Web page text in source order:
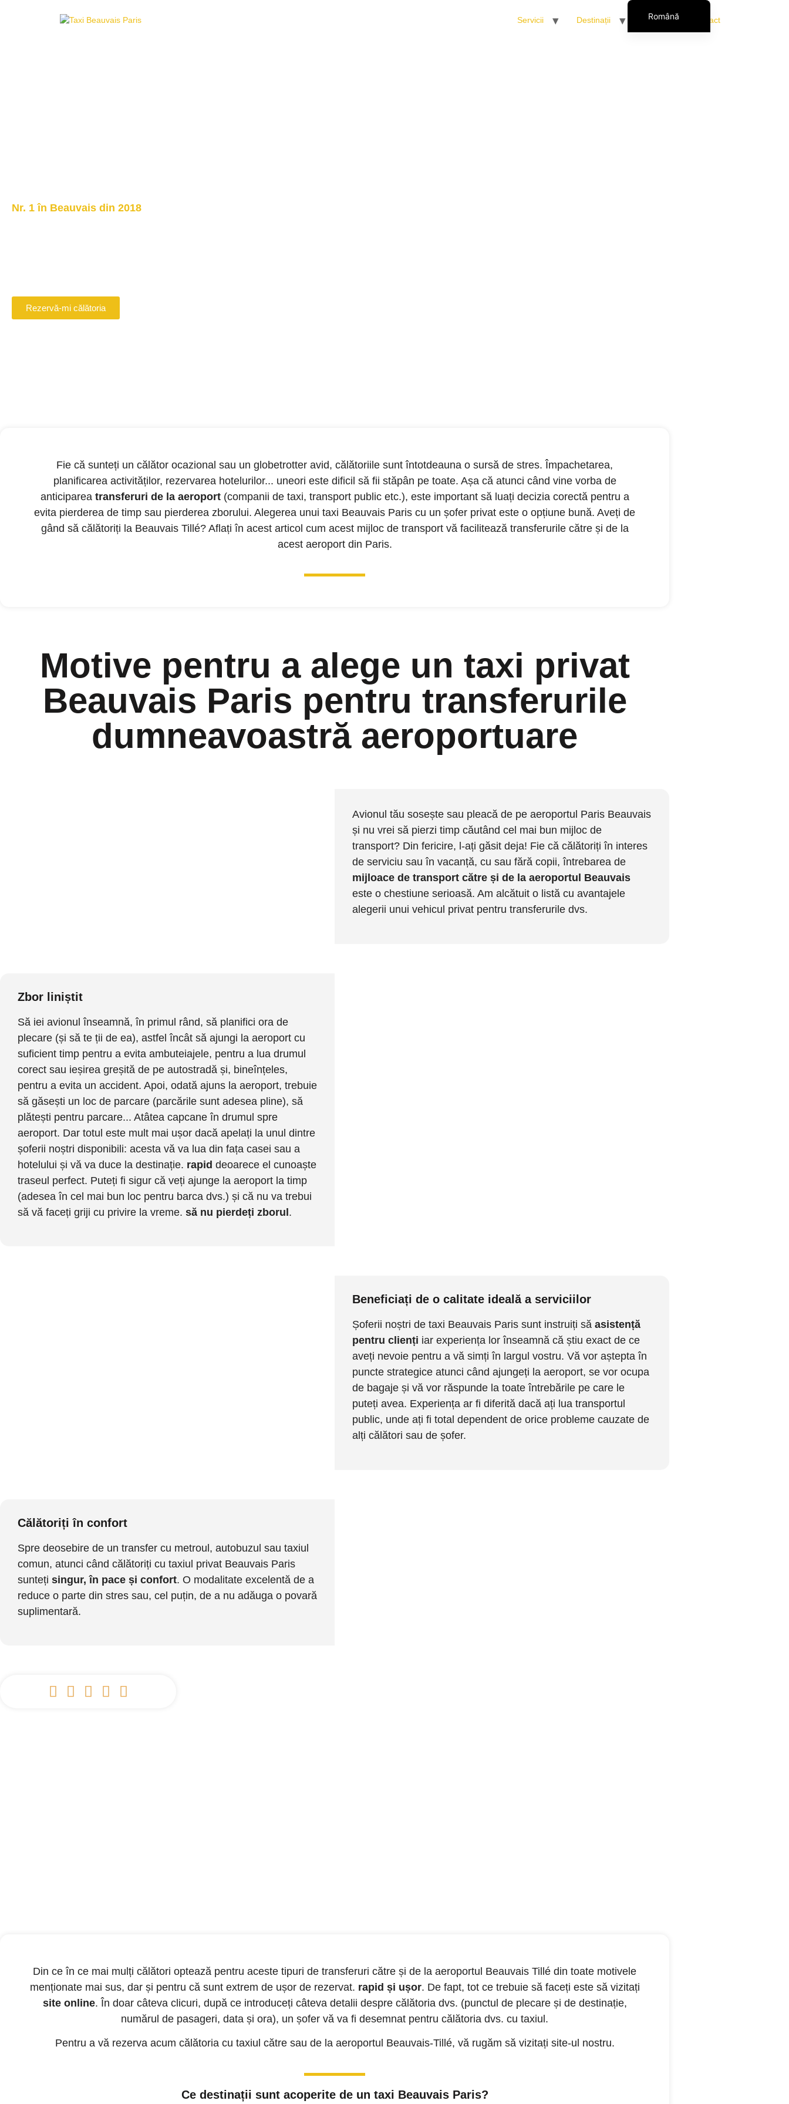
Servicii Destinații Persoană de contact
Nr. 1 în Beauvais din 2018
Rezervă-mi călătoria
Fie că sunteți un călător ocazional sau un globetrotter avid, călătoriile sunt întotdeauna o sursă de stres. Împachetarea,
planificarea activităților, rezervarea hotelurilor... uneori este dificil să fii stăpân pe toate. Așa că atunci când vine vorba de
anticiparea transferuri de la aeroport(companii de taxi, transport public etc.), este important să luați decizia corectă pentru a
evita pierderea de timp sau pierderea zborului. Alegerea unui taxi Beauvais Paris cu un șofer privat este o opțiune bună. Aveți de
gând să călătoriți la Beauvais Tillé? Aflați în acest articol cum acest mijloc de transport vă facilitează transferurile către și de la
acest aeroport din Paris.
Motive pentru a alege un taxi privat
Beauvais Paris pentru transferurile
dumneavoastră aeroportuare
Avionul tău sosește sau pleacă de pe aeroportul Paris Beauvais
și nu vrei să pierzi timp căutând cel mai bun mijloc de
transport? Din fericire, l-ați găsit deja! Fie că călătoriți în interes
de serviciu sau în vacanță, cu sau fără copii, întrebarea de
mijloace de transport către și de la aeroportul Beauvais
este o chestiune serioasă. Am alcătuit o listă cu avantajele
alegerii unui vehicul privat pentru transferurile dvs.
Zbor liniștit
Să iei avionul înseamnă, în primul rând, să planifici ora de
plecare (și să te ții de ea), astfel încât să ajungi la aeroport cu
suficient timp pentru a evita ambuteiajele, pentru a lua drumul
corect sau ieșirea greșită de pe autostradă și, bineînțeles,
pentru a evita un accident. Apoi, odată ajuns la aeroport, trebuie
să găsești un loc de parcare (parcările sunt adesea pline), să
plătești pentru parcare... Atâtea capcane în drumul spre
aeroport. Dar totul este mult mai ușor dacă apelați la unul dintre
șoferii noștri disponibili: acesta vă va lua din fața casei sau a
hotelului și vă va duce la destinație. rapid deoarece el cunoaște
traseul perfect. Puteți fi sigur că veți ajunge la aeroport la timp
(adesea în cel mai bun loc pentru barca dvs.) și că nu va trebui
să vă faceți griji cu privire la vreme. să nu pierdeți zborul.
Beneficiați de o calitate ideală a serviciilor
Șoferii noștri de taxi Beauvais Paris sunt instruiți să asistență
pentru clienți iar experiența lor înseamnă că știu exact de ce
aveți nevoie pentru a vă simți în largul vostru. Vă vor aștepta în
puncte strategice atunci când ajungeți la aeroport, se vor ocupa
de bagaje și vă vor răspunde la toate întrebările pe care le
puteți avea. Experiența ar fi diferită dacă ați lua transportul
public, unde ați fi total dependent de orice probleme cauzate de
alți călători sau de șofer.
Călătoriți în confort
Spre deosebire de un transfer cu metroul, autobuzul sau taxiul
comun, atunci când călătoriți cu taxiul privat Beauvais Paris
sunteți singur, în pace și confort. O modalitate excelentă de a
reduce o parte din stres sau, cel puțin, de a nu adăuga o povară
suplimentară.
    
Din ce în ce mai mulți călători optează pentru aceste tipuri de transferuri către și de la aeroportul Beauvais Tillé din toate motivele
menționate mai sus, dar și pentru că sunt extrem de ușor de rezervat. rapid și ușor. De fapt, tot ce trebuie să faceți este să vizitați
site online. În doar câteva clicuri, după ce introduceți câteva detalii despre călătoria dvs. (punctul de plecare și de destinație,
numărul de pasageri, data și ora), un șofer vă va fi desemnat pentru călătoria dvs. cu taxiul.
Pentru a vă rezerva acum călătoria cu taxiul către sau de la aeroportul Beauvais-Tillé, vă rugăm să vizitați site-ul nostru.
Ce destinații sunt acoperite de un taxi Beauvais Paris?
Română
Français